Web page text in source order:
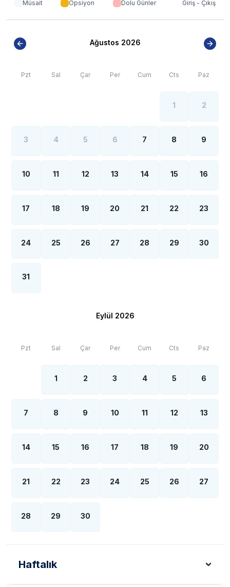
Müsait Opsiyon Dolu Günler Giriş - Çıkış
Ağustos 2026
Pzt Sal Çar Per Cum Cts Paz
1 2
3 4 5 6 7 8 9
10 11 12 13 14 15 16
17 18 19 20 21 22 23
24 25 26 27 28 29 30
31
Eylül 2026
Pzt Sal Çar Per Cum Cts Paz
1 2 3 4 5 6
7 8 9 10 11 12 13
14 15 16 17 18 19 20
21 22 23 24 25 26 27
28 29 30
Haftalık